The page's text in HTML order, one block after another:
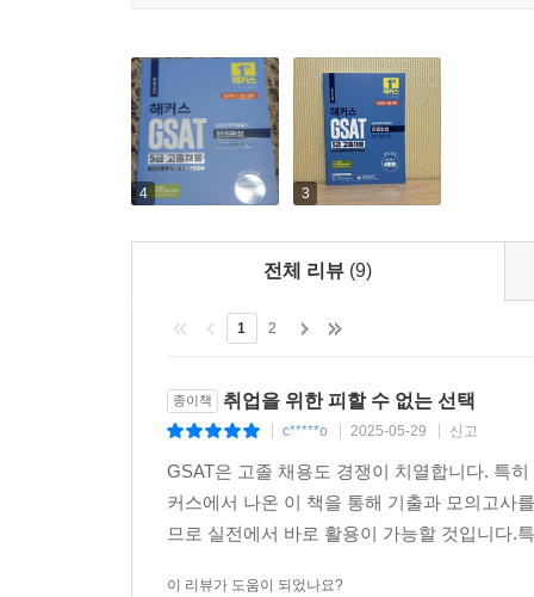
[책 속의 책]
약점 보완 해설집
1) '온라인 GSAT 응시 서비스'로 교재에 수록된
2) ‘모바일 타이머’를 이용해 실제 시험과 유사한
3) 'GSAT 5급 온라인 모의고사 응시권'을 통해
가능합니다.
4. [인성검사&면접 합격 가이드]를 통해 인성검사
1) ‘인성검사 합격 가이드’와 ‘모의 인성검사’를
2) ‘면접 합격 가이드’와 ‘면접 출제 예상 문제’를
5. [취약 유형 극복 프로그램]으로 합격 가능성을
2) 정답뿐만 아니라 오답의 이유까지 꼼꼼히 분석
3) 모든 문제에 상세하고 이해하기 쉬운 해설을 제
4) '무료 바로 채점 및 성적분석 서비스' 접속 후
있습니다.
1. 본 교재 인강(교재 내 할인쿠폰 수록)
4 3
전체 리뷰 (9)
1 2
종이책 취업을 위한 피할 수 없는 선택
c*****o 2025-05-29 신고
GSAT은 고졸 채용도 경쟁이 치열합니다. 특
커스에서 나온 이 책을 통해 기출과 모의고사
므로 실전에서 바로 활용이 가능할 것입니다.
이 리뷰가 도움이 되었나요?